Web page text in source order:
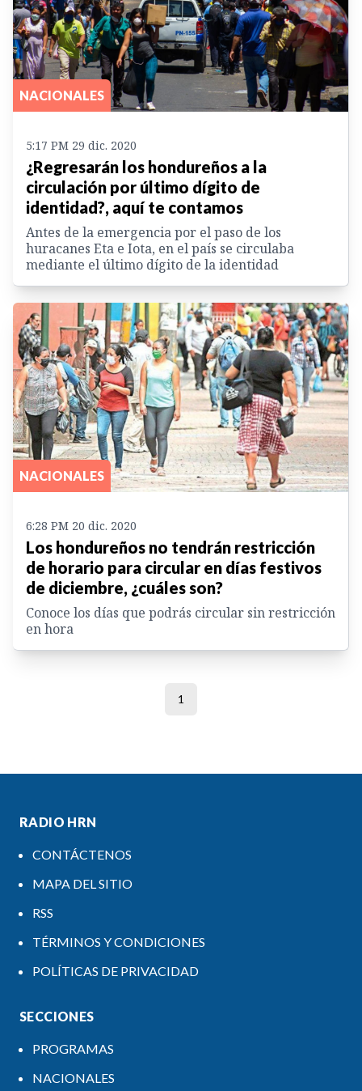
NACIONALES
5:17 PM 29 dic. 2020
¿Regresarán los hondureños a la
circulación por último dígito de
identidad?, aquí te contamos
Antes de la emergencia por el paso de los
huracanes Eta e Iota, en el país se circulaba
mediante el último dígito de la identidad
NACIONALES
6:28 PM 20 dic. 2020
Los hondureños no tendrán restricción
de horario para circular en días festivos
de diciembre, ¿cuáles son?
Conoce los días que podrás circular sin restricción
en hora
1
RADIO HRN
CONTÁCTENOS
MAPA DEL SITIO
RSS
TÉRMINOS Y CONDICIONES
POLÍTICAS DE PRIVACIDAD
SECCIONES
PROGRAMAS
NACIONALES